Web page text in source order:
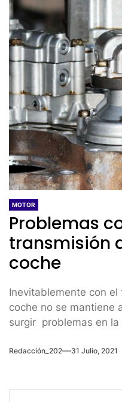
MOTOR
Problemas
transmisión
coche
Inevitablemente con
coche no se mantiene
surgir problemas en la
Redacción_202 31 Julio, 2021